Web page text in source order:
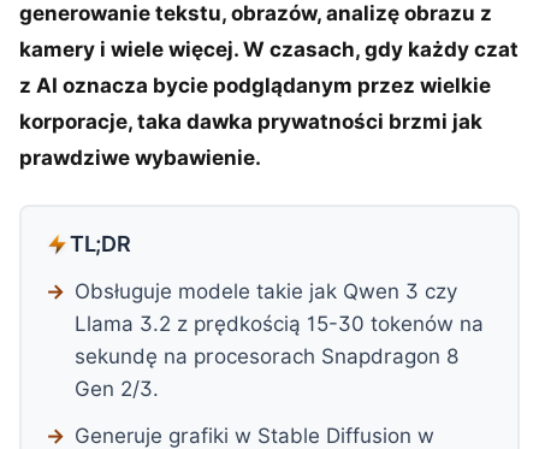
generowanie tekstu, obrazów, analizę obrazu z
kamery i wiele więcej. W czasach, gdy każdy czat
z AI oznacza bycie podglądanym przez wielkie
korporacje, taka dawka prywatności brzmi jak
prawdziwe wybawienie.
TL;DR
Obsługuje modele takie jak Qwen 3 czy
Llama 3.2 z prędkością 15-30 tokenów na
sekundę na procesorach Snapdragon 8
Gen 2/3.
Generuje grafiki w Stable Diffusion w